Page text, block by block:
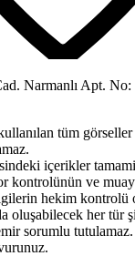
Narmanlı Apt.
tüm
içerikler
kontrolünün ve
hekim kontrolü
oluşabilecek her tür
sorumlu